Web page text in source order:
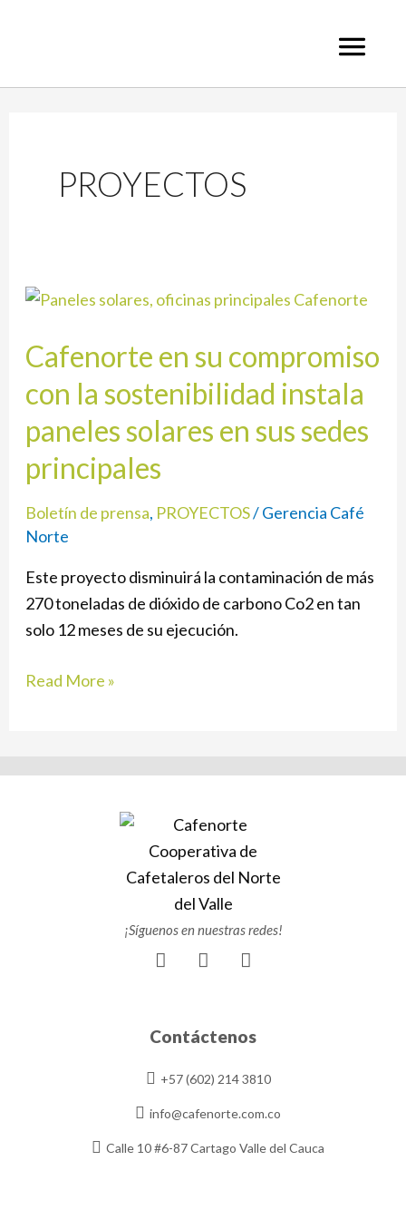
PROYECTOS
Cafenorte en su compromiso
con la sostenibilidad instala
paneles solares en sus sedes
principales
Boletín de prensa, PROYECTOS/Gerencia Café
Norte
Este proyecto disminuirá la contaminación de más
270 toneladas de dióxido de carbono Co2 en tan
solo 12 meses de su ejecución.
Cafenorte
su
con
la
sostenibilidad
instala
paneles
solares
sus
sedes
principales
Read More »
¡Síguenos en nuestras redes!
F
a
b
o
k
I
n
g
a
Y
o
b
Contáctenos
+57 (602) 214 3810
info@cafenorte.com.co
Calle 10 #6-87 Cartago Valle del Cauca